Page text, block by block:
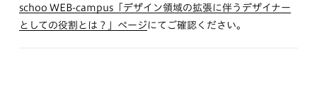
schoo WEB-campus「デザイン領域の拡張に伴うデザイナー
としての役割とは？」ページにてご確認ください。